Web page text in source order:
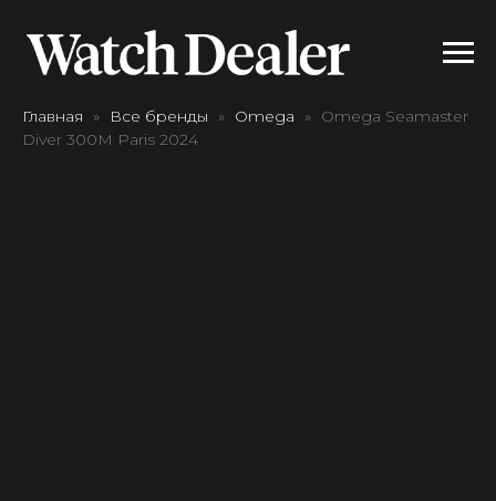
Главная Все бренды Omega
Omega Seamaster
Diver 300M Paris 2024